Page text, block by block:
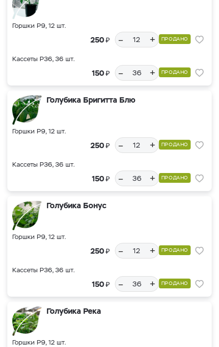
Горшки Р9, 12 шт.
250₽ – + ПРОДАНО
Кассеты Р36, 36 шт.
150₽ – + ПРОДАНО
Голубика Бригитта Блю
Горшки Р9, 12 шт.
250₽ – + ПРОДАНО
Кассеты Р36, 36 шт.
150₽ – + ПРОДАНО
Голубика Бонус
Горшки Р9, 12 шт.
250₽ – + ПРОДАНО
Кассеты Р36, 36 шт.
150₽ – + ПРОДАНО
Голубика Река
Горшки Р9, 12 шт.